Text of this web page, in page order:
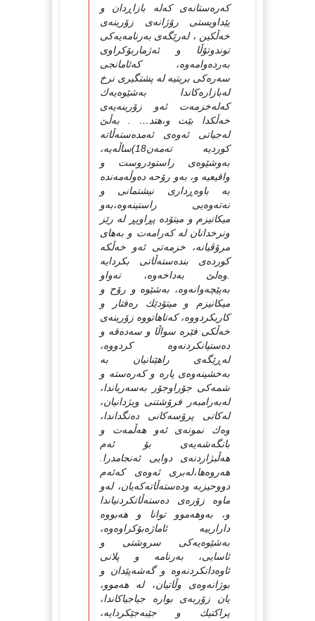
كه‌ره‌ستانه‌ی كه‌له‌ بازاڕدان و
پێداویستی رۆژانه‌ی زۆرینه‌ی
خه‌ڵكین ، له‌رێگه‌ی به‌رنامه‌یه‌كی
توندوتۆڵا و ئه‌ژماربۆكراوی
به‌رده‌وامه‌وه‌، كه‌ئامانجی
سه‌ره‌كی بریتیه‌ له‌ پشتگیری نرخ
له‌بازاره‌كاندا به‌شێوه‌یه‌ك
كه‌له‌خزمه‌ت ئه‌و زۆرینه‌یه‌ی
خه‌ڵكدا بێت و،هتد… . به‌ڵێ‌
له‌جیاتی ئه‌وه‌ی ئه‌مده‌سته‌ڵاته‌
كوردیه‌ ته‌مه‌ن18)ساڵه‌یه‌،
به‌وشێوه‌ی راستودروست و
واقیعیه‌ و، به‌و رۆحه‌ ده‌وڵه‌مه‌نده‌
به‌ باوه‌ڕداری نیشتمانی و
نه‌ته‌وه‌یی راستینه‌وه‌،به‌و
میكانیزم و میتۆده‌ پڕاوپڕ له‌ رێز
ونرخدانان له‌ كه‌رامه‌ت و به‌های
مرۆڤیانه‌، خزمه‌تی ئه‌و خه‌ڵكه‌
كورده‌ی بنده‌سته‌ڵاتی بكردایه‌
.وه‌لێ‌ به‌داخه‌وه‌، ته‌واو
به‌پێچه‌وانه‌وه‌، به‌شێوه‌ و رۆح و
میكانیزم و میتۆدێك ره‌فتار و
كاریكردووه‌، كه‌تاهاتووه‌ زۆرینه‌ی
خه‌ڵكی فێره‌ سواڵا و سه‌ده‌قه‌ و
ده‌ستپانكردنه‌وه‌ كردووه‌،
له‌ڕێگه‌ی راهێنانیان به‌
به‌خشینه‌وه‌ی پاره‌ و كه‌ره‌سته‌ و
شمه‌كی جۆراوجۆر به‌سه‌ریاندا،
له‌به‌رامبه‌ر فرۆشتنی ویژدانیان،
له‌كاتی پرۆسه‌كانی ده‌نگداندا،
وه‌ك نمونه‌ی ئه‌و هه‌ڵمه‌ت و
بانگه‌شه‌یه‌ی بۆ ئه‌م
هه‌ڵبژاردنه‌ی دوایی ئه‌نجامدرا.
هه‌روه‌ها،له‌بری ئه‌وه‌ی كه‌ئه‌م
دووحیزبه‌ وده‌سته‌ڵاته‌كه‌یان، له‌و
ماوه‌ زۆره‌ی ده‌سته‌ڵاتكردنیاندا
و، به‌وهه‌موو توانا و هه‌بووه‌
دارارییه‌ ئاماژه‌بۆكراوه‌وه‌،
به‌شێوه‌یه‌كی سروشتی و
ئاسایی، به‌رنامه‌ و پلانی
ئاوه‌دانكردنه‌وه‌ و گه‌شه‌پێدان و
بوژانه‌وه‌ی وڵاتیان، له‌ هه‌موو،
یان زۆربه‌ی بواره‌ جیاجیاكاندا،
پراكتیك و جێبه‌جێكردایه‌،